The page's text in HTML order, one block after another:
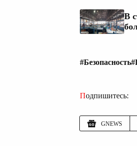
В
#Безопасность
Подпишитесь:
GNEWS